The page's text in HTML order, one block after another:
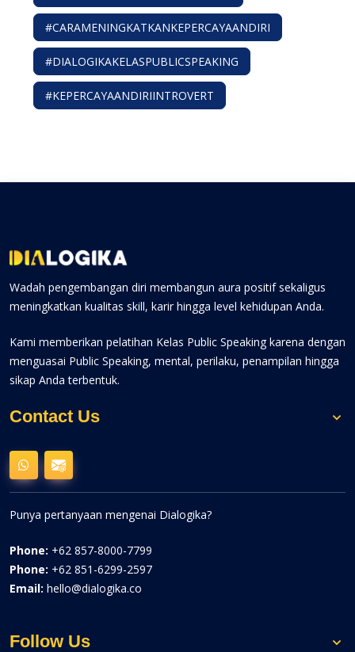
#CARAMENINGKATKANKEPERCAYAANDIRI
#DIALOGIKAKELASPUBLICSPEAKING
#KEPERCAYAANDIRIINTROVERT
Wadah pengembangan diri membangun aura positif sekaligus
meningkatkan kualitas skill, karir hingga level kehidupan Anda.
Kami memberikan pelatihan Kelas Public Speaking karena dengan
menguasai Public Speaking, mental, perilaku, penampilan hingga
sikap Anda terbentuk.
Contact Us
Punya pertanyaan mengenai Dialogika?
Phone: +62 857-8000-7799
Phone: +62 851-6299-2597
Email: hello@dialogika.co
Follow Us